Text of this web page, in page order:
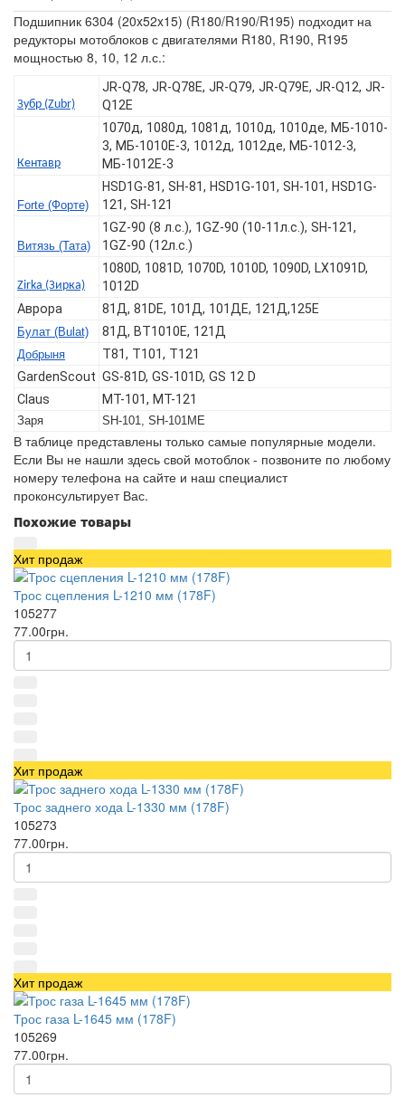
Подшипник 6304 (20x52x15) (R180/R190/R195) подходит на
редукторы мотоблоков с двигателями R180, R190, R195
мощностью 8, 10, 12 л.с.:
Зубр (Zubr)
JR-Q78, JR-Q78E, JR-Q79, JR-Q79E, JR-Q12, JR-
Q12E
Кентавр
1070д, 1080д, 1081д, 1010д, 1010де, МБ-1010-
3, МБ-1010Е-3, 1012д, 1012де, МБ-1012-3,
МБ-1012Е-3
Forte (Форте)
HSD1G-81, SH-81, HSD1G-101, SH-101, HSD1G-
121, SH-121
Витязь (Тата)
1GZ-90 (8 л.с.), 1GZ-90 (10-11л.с.), SH-121,
1GZ-90 (12л.с.)
Zirka (Зирка)
1080D, 1081D, 1070D, 1010D, 1090D, LX1091D,
1012D
Аврора
81Д, 81DE, 101Д, 101ДЕ, 121Д,125Е
Булат (Bulat) 81Д, BT1010E, 121Д
Добрыня
T81, T101, T121
GardenScout GS-81D, GS-101D, GS 12 D
Claus
MT-101, MT-121
Заря SH-101, SH-101ME
В таблице представлены только самые популярные модели.
Если Вы не нашли здесь свой мотоблок - позвоните по любому
номеру телефона на сайте и наш специалист
проконсультирует Вас.
Похожие товары
Хит продаж
Трос сцепления L-1210 мм (178F)
105277
77.00грн.
Хит продаж
Трос заднего хода L-1330 мм (178F)
105273
77.00грн.
Хит продаж
Трос газа L-1645 мм (178F)
105269
77.00грн.